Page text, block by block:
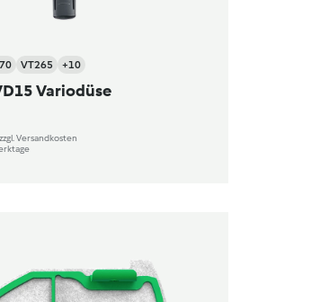
VT265 +10
Variodüse
Versandkosten